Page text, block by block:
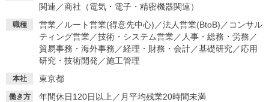
イベントを探す スカウト お知らせ
就活ノウハウ・サポート
就活支援 就活コラム
関連 ／商社（電気・電子・精密機器関連）
職種 営業／ ルート営業(得意先中心) ／法人営業(BtoB) ／ コンサル
ティング営業／技術・システム営業／ 人事・総務・労務 ／
貿易事務・海外事務 ／経理・財務・会計／基礎研究／応用
研究・技術開発 ／施工管理
本社 東京都
働き方
年間休日120日以上 ／ 月平均残業20時間未満